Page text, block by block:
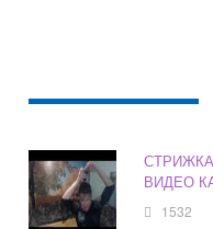
ВИДЕО
1532